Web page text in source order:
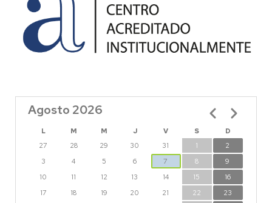
Agosto 2026
L M M J V S
D
27
28 29 30 31 1
2
3
4 5 6 7 8
9
10
11 12 13 14 15
16
17
18 19 20 21 22
23
Paginación